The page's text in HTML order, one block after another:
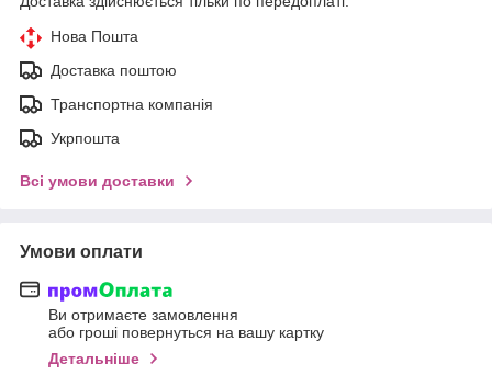
Нова Пошта
Доставка поштою
Транспортна компанія
Укрпошта
Всі умови доставки
Умови оплати
Ви отримаєте замовлення
або гроші повернуться на вашу картку
Детальніше